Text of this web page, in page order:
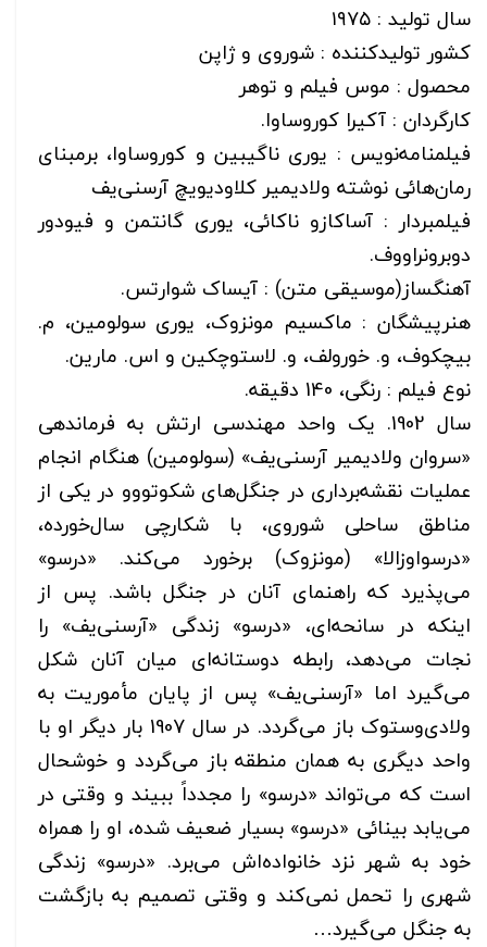
سال تولید : ۱۹۷۵
کشور تولیدکننده : شوروی و ژاپن
محصول : موس فیلم و توهر
کارگردان : آکیرا کوروساوا.
فیلمنامه‌نویس : یوری ناگیبین و کوروساوا، برمبنای
رمان‌هائی نوشته ولادیمیر کلاودیویچ آرسنی‌یف
فیلمبردار : آساکازو ناکائی، یوری گانتمن و فیودور
دوبرونراووف.
آهنگساز(موسیقی متن) : آیساک شوارتس.
هنرپیشگان : ماکسیم مونزوک، یوری سولومین، م.
بیچکوف، و. خورولف، و. لاستوچکین و اس. مارین.
نوع فیلم : رنگی، 140 دقیقه.
سال 1902. یک واحد مهندسی ارتش به فرماندهی
«سروان ولادیمیر آرسنی‌یف» (سولومین) هنگام انجام
عملیات نقشه‌برداری در جنگل‌های شکوتووو در یکی از
مناطق ساحلی شوروی، با شکارچی سال‌خورده،
«درسواوزالا» (مونزوک) برخورد می‌کند. «درسو»
می‌پذیرد که راهنمای آنان در جنگل باشد. پس از
اینکه در سانحه‌ای، «درسو» زندگی «آرسنی‌یف» را
نجات می‌دهد، رابطه دوستانه‌ای میان آنان شکل
می‌گیرد اما «آرسنی‌یف» پس از پایان مأموریت به
ولادی‌وستوک باز می‌گردد. در سال 1907 بار دیگر او با
واحد دیگری به همان منطقه باز می‌گردد و خوشحال
است که می‌تواند «درسو» را مجدداً ببیند و وقتی در
می‌یابد بینائی «درسو» بسیار ضعیف شده، او را همراه
خود به شهر نزد خانواده‌اش می‌برد. «درسو» زندگی
شهری را تحمل نمی‌کند و وقتی تصمیم به بازگشت
به جنگل می‌گیرد…